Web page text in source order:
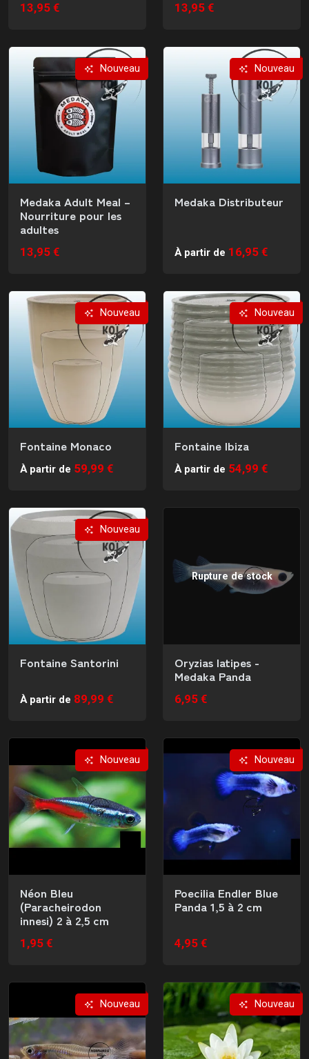
13,95 € 13,95 €
Nouveau
Medaka Adult Meal –
Nourriture pour les
adultes
13,95 €
Nouveau
Medaka Distributeur
À partir de 16,95 €
Nouveau
Fontaine Monaco
À partir de 59,99 €
Nouveau
Fontaine Ibiza
À partir de 54,99 €
Nouveau
Fontaine Santorini
À partir de 89,99 €
Rupture de stock
Oryzias latipes -
Medaka Panda
6,95 €
Nouveau
Néon Bleu
(Paracheirodon
innesi) 2 à 2,5 cm
1,95 €
Nouveau
Poecilia Endler Blue
Panda 1,5 à 2 cm
4,95 €
Nouveau Nouveau